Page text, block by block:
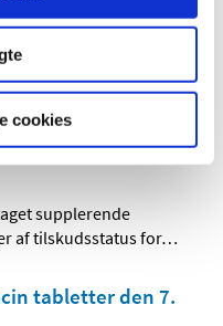
cookies
at Duavive, der
ikke skal have
af
behandling af
supplerende
af tilskudsstatus for…
tabletter den 7.